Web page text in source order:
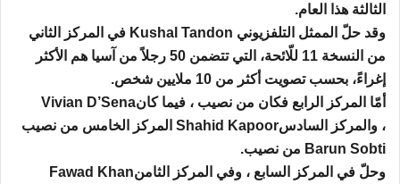
الثالثة هذا العام.
وقد حلّ الممثل التلفزيوني
في المركز الثاني
من النسخة 11 للّائحة، التي تتضمن 50 رجلاً من آسيا هم الأكثر
إغراءً، بحسب تصويت أكثر من 10 ملايين شخص
.
أمّا المركز الرابع فكان من نصيب ، فيما كان
المركز الخامس من نصيب Shahid Kapoor، والمركز السادس
من نصيب Barun Sobti.
وحلّ في المركز السابع ، وفي المركز الثامن